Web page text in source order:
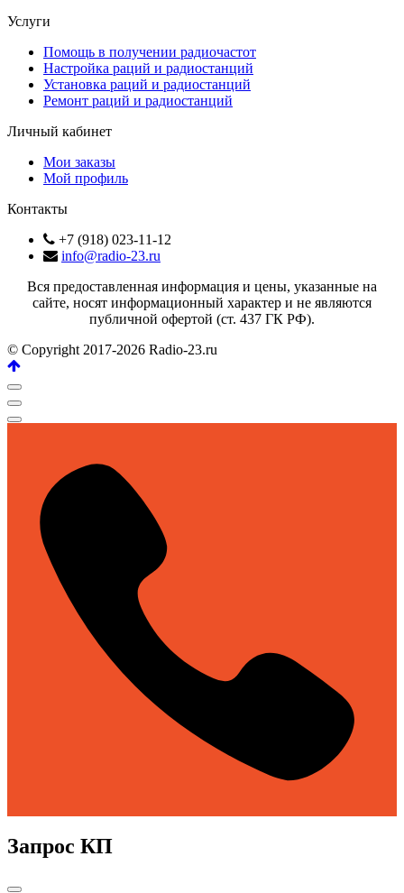
Услуги
Помощь в получении радиочастот
Настройка раций и радиостанций
Установка раций и радиостанций
Ремонт раций и радиостанций
Личный кабинет
Мои заказы
Мой профиль
Контакты
+7 (918) 023-11-12
info@radio-23.ru
Вся предоставленная информация и цены, указанные на
сайте, носят информационный характер и не являются
публичной офертой (ст. 437 ГК РФ).
© Copyright 2017-2026 Radio-23.ru
Запрос КП